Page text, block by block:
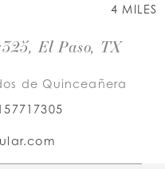
4 MILES
El Paso, TX
de Quinceañera